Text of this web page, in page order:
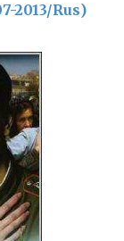
2013/Rus)